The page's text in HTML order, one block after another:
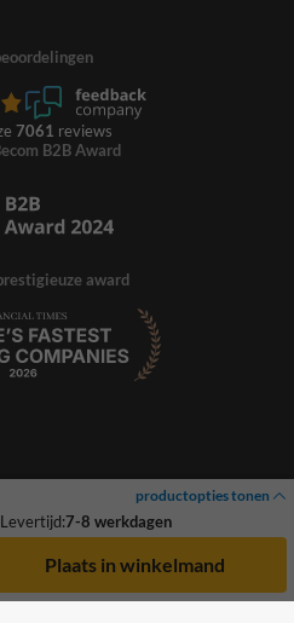
productopties tonen
Levertijd:7-8 werkdagen
7061 reviews
B2B Award
award
rechten voorbehouden.